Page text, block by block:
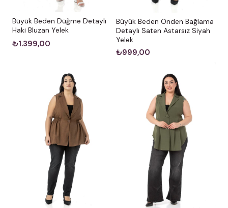
Büyük Beden Düğme Detaylı
Haki Bluzan Yelek
₺1.399,00
Büyük Beden Önden Bağlama
Detaylı Saten Astarsız Siyah
Yelek
₺999,00